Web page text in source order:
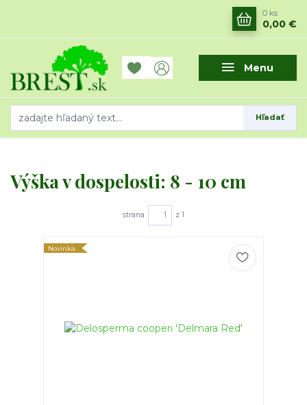
Menu
Hľadať
0 ks
0,00 €
Výška v dospelosti: 8 - 10 cm
strana z 1
Novinka